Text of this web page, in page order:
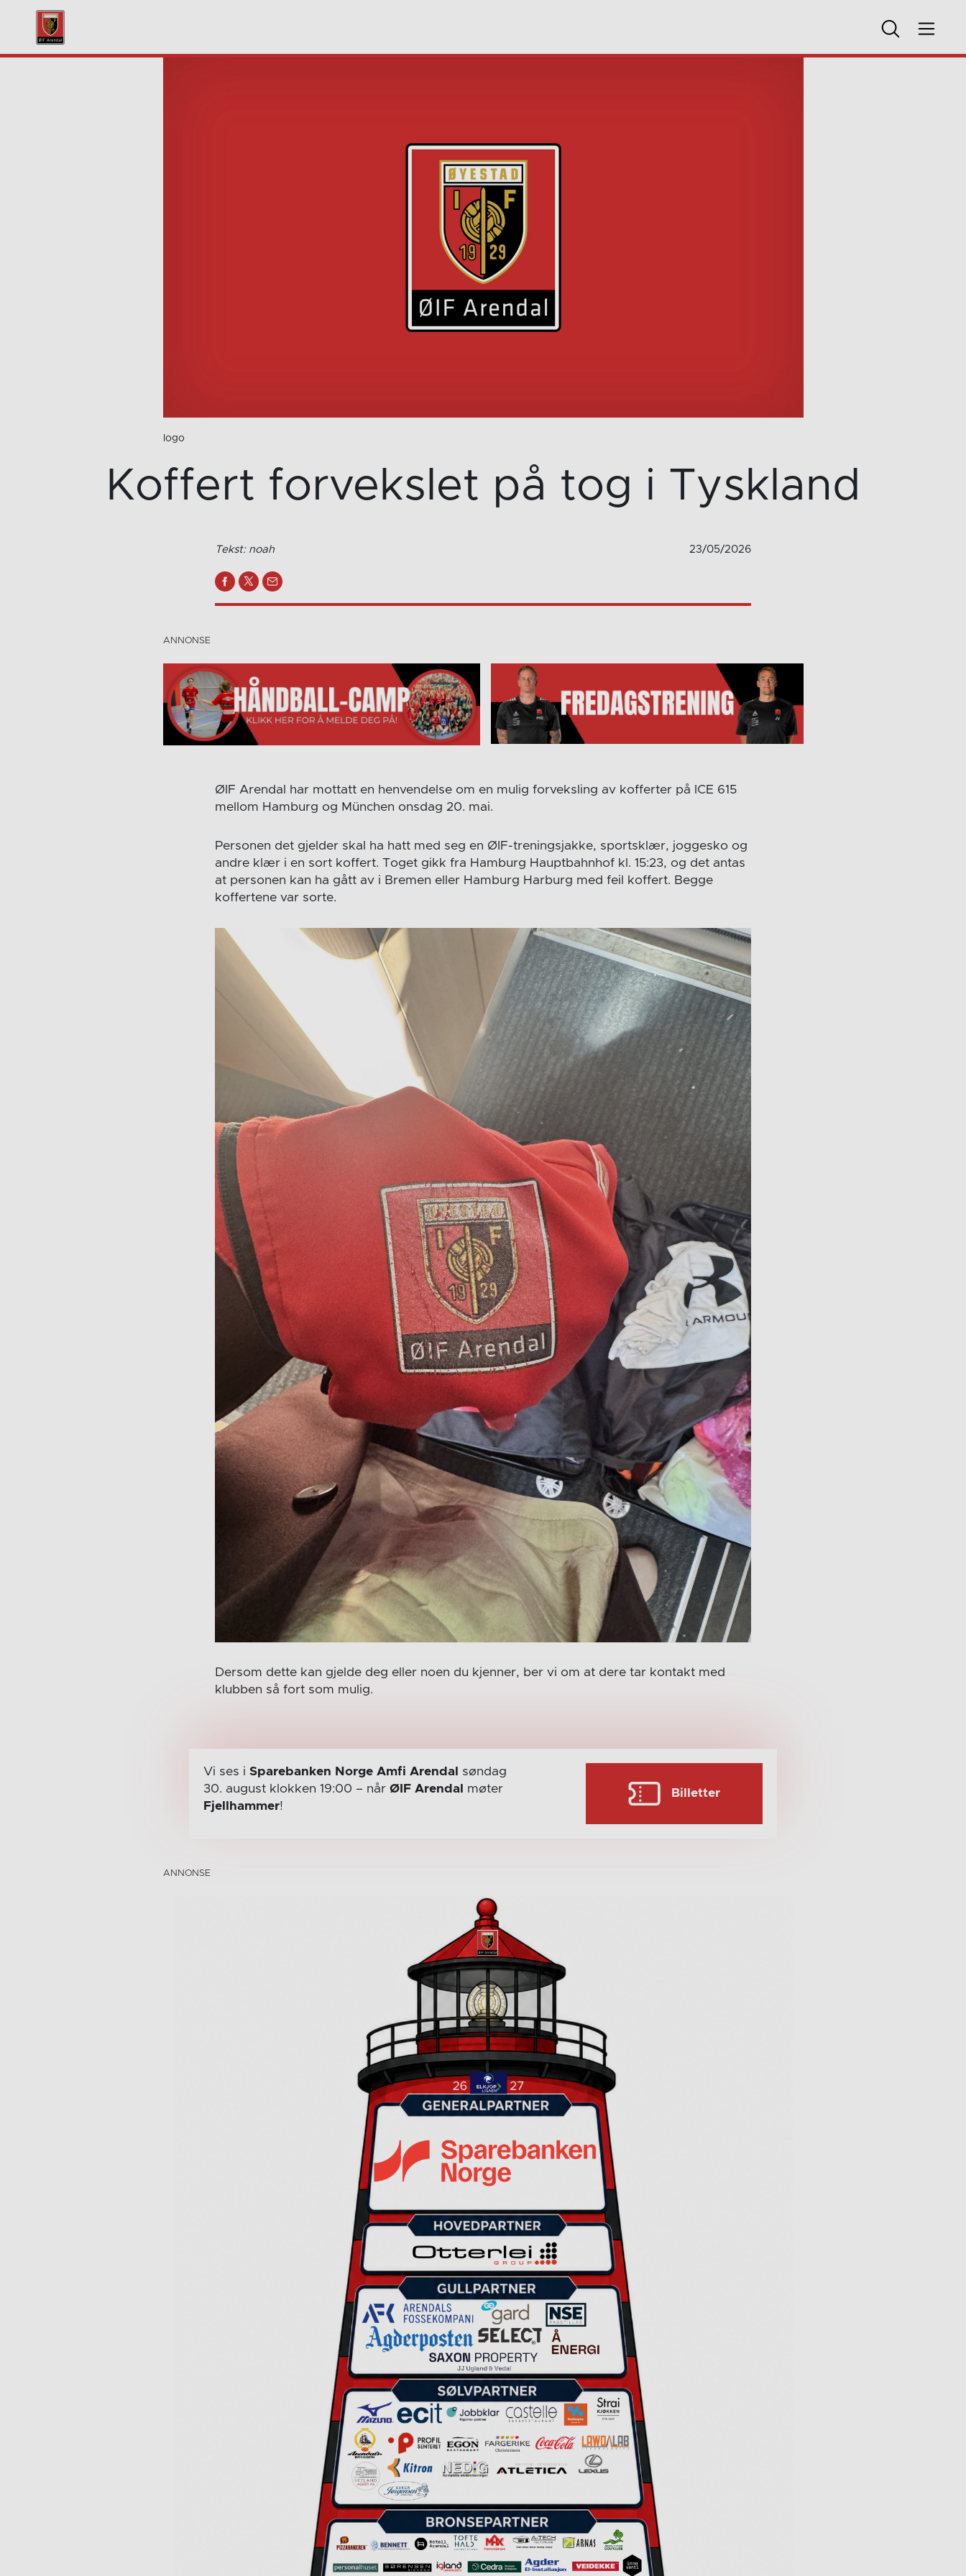
logo
Koffert forvekslet på tog i Tyskland
Tekst: noah 23/05/2026
ØIF Arendal har mottatt en henvendelse om en mulig forveksling av kofferter på ICE 615
mellom Hamburg og München onsdag 20. mai.
Personen det gjelder skal ha hatt med seg en ØIF-treningsjakke, sportsklær, joggesko og
andre klær i en sort koffert. Toget gikk fra Hamburg Hauptbahnhof kl. 15:23, og det antas
at personen kan ha gått av i Bremen eller Hamburg Harburg med feil koffert. Begge
koffertene var sorte.
Dersom dette kan gjelde deg eller noen du kjenner, ber vi om at dere tar kontakt med
klubben så fort som mulig.
Vi ses i Sparebanken Norge Amfi Arendal
søndag
30. august klokken 19:00 – når ØIF Arendal
møter
Fjellhammer!
Billetter